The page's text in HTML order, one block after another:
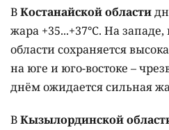
ВКостанайской области
жара +35...+37°C. На
области сохраняется
на юге и юго-востоке –
днём ожидается сильная
ВКызылординской